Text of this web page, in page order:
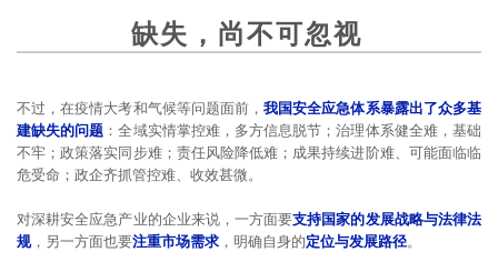
缺失，尚不可忽视
不过，在疫情大考和气候等问题面前，我国安全应急体系暴露出了众多基
建缺失的问题 ：全域实情掌控难，多方信息脱节；治理体系健全难，基础
不牢；政策落实同步难；责任风险降低难；成果持续进阶难、可能面临临
危受命；政企齐抓管控难、收效甚微。
对深耕安全应急产业的企业来说，一方面要支持国家的发展战略与法律法
规，另一方面也要注重市场需求 ，明确自身的定位与发展路径。